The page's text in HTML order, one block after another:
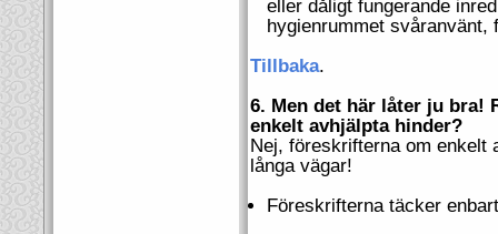
eller dåligt fungerande
hygienrummet
Tillbaka.
6. Men det här låter ju bra!
enkelt avhjälpta hinder?
Nej, föreskrifterna om enkelt
långa vägar!
Föreskrifterna täcker